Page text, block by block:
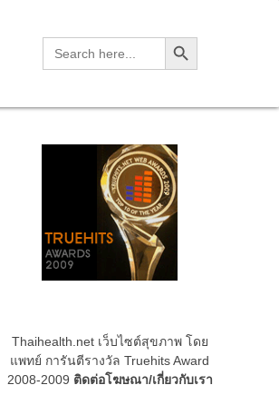
Search
for:
Search Button
Thaihealth.net เว็บไซต์สุขภาพ โดย
แพทย์ การันตีรางวัล Truehits Award
2008-2009 ติดต่อโฆษณา/เกี่ยวกับเรา